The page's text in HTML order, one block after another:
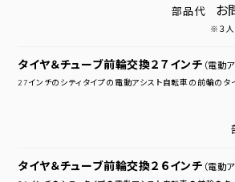
部品代 お
※３人
タイヤ＆チューブ前輪交換２７インチ （電動
27インチのシティタイプの電動アシスト自転車の前輪のタ
タイヤ＆チューブ前輪交換２６インチ （電動